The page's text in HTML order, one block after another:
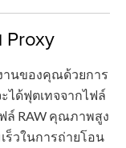
านของคุณด้วยการ
ได้ฟุตเทจจากไฟล์
ล์ RAW คุณภาพสูง
ร็วในการถ่ายโอน